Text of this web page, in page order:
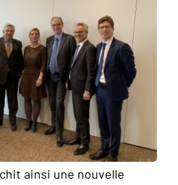
ainsi une nouvelle